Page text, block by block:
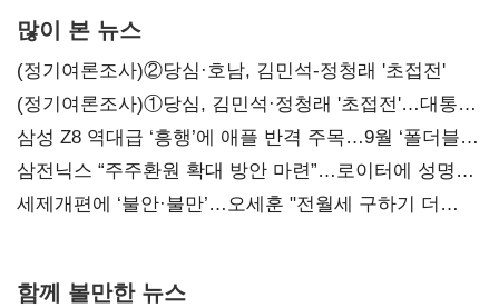
많이 본 뉴스
(정기여론조사)②당심·호남, 김민석-정청래 '초접전'
(정기여론조사)①당심, 김민석·정청래 '초접전'…대통령
지지도 '50% 아래로'(종합)
삼성 Z8 역대급 ‘흥행’에 애플 반격 주목…9월 ‘폴더블
대전’
삼전닉스 “주주환원 확대 방안 마련”…로이터에 성명
보내
세제개편에 ‘불안·불만’…오세훈 "전월세 구하기 더
함께 볼만한 뉴스